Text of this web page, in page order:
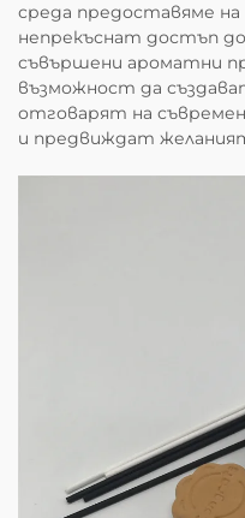
среда предоставяме
непрекъснат достъп
съвършени ароматни
възможност да
отговарят на
и предвиждат